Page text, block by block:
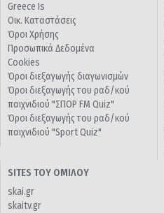
Greece Is
Οικ. Καταστάσεις
Όροι Χρήσης
Προσωπικά Δεδομένα
Cookies
Όροι διεξαγωγής διαγωνισμών
Όροι διεξαγωγής του ραδ/κού
παιχνιδιού "ΣΠΟΡ FM Quiz"
Όροι διεξαγωγής του ραδ/κού
παιχνιδιού "Sport Quiz"
SITES ΤΟΥ ΟΜΙΛΟΥ
skai.gr
skaitv.gr